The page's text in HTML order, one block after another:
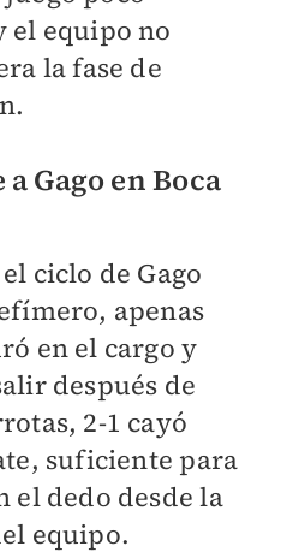
el equipo no
la fase de
Gago en Boca
ciclo de Gago
apenas
en el cargo y
después de
2-1 cayó
suficiente para
el dedo desde la
equipo.